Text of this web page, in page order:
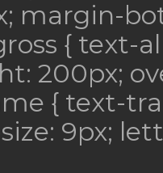
margin-
{ text-
200px;
{ text-
9px;